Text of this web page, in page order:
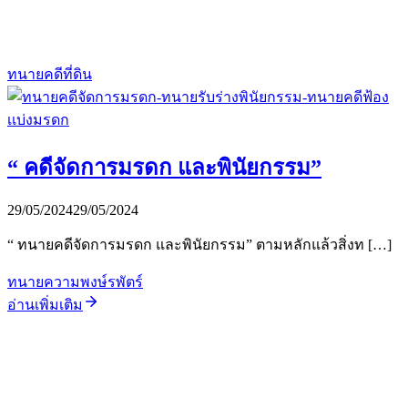
ทนายคดีที่ดิน
“ คดีจัดการมรดก และพินัยกรรม”
29/05/202429/05/2024
“ ทนายคดีจัดการมรดก และพินัยกรรม” ตามหลักแล้วสิ่งท […]
ทนายความพงษ์รพัตร์
อ่านเพิ่มเติม